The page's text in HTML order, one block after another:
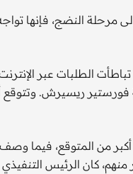
النضج، فإنها
الطلبات عبر
ريسيرش. وتتوقع
أكبر من المتوقع، فيما
كان الرئيس التنفيذي